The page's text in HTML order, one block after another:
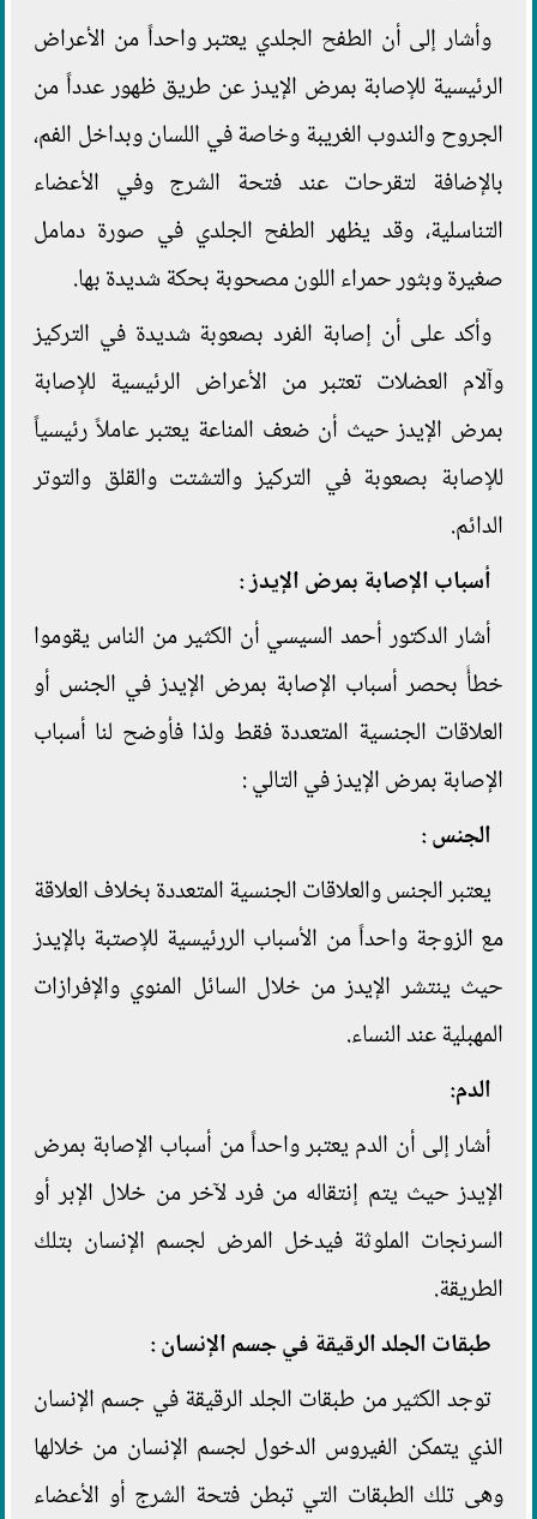
وأشار إلى أن الطفح الجلدي يعتبر واحداً من الأعراض
الرئيسية للإصابة بمرض الإيدز عن طريق ظهور عدداً من
الجروح والندوب الغريبة وخاصة في اللسان وبداخل الفم،
بالإضافة لتقرحات عند فتحة الشرج وفي الأعضاء
التناسلية، وقد يظهر الطفح الجلدي في صورة دمامل
صغيرة وبثور حمراء اللون مصحوبة بحكة شديدة بها.
وأكد على أن إصابة الفرد بصعوبة شديدة في التركيز
وآلام العضلات تعتبر من الأعراض الرئيسية للإصابة
بمرض الإيدز حيث أن ضعف المناعة يعتبر عاملاً رئيسياً
للإصابة بصعوبة في التركيز والتشتت والقلق والتوتر
الدائم.
أسباب الإصابة بمرض الإيدز:
أشار الدكتور أحمد السيسي أن الكثير من الناس يقوموا
خطأً بحصر أسباب الإصابة بمرض الإيدز في الجنس أو
العلاقات الجنسية المتعددة فقط ولذا فأوضح لنا أسباب
الإصابة بمرض الإيدز في التالي :
الجنس:
يعتبر الجنس والعلاقات الجنسية المتعددة بخلاف العلاقة
مع الزوجة واحداً من الأسباب الررئيسية للإصتبة بالإيدز
حيث ينتشر الإيدز من خلال السائل المنوي والإفرازات
المهبلية عند النساء.
الدم:
أشار إلى أن الدم يعتبر واحداً من أسباب الإصابة بمرض
الإيدز حيث يتم إنتقاله من فرد لآخر من خلال الإبر أو
السرنجات الملوثة فيدخل المرض لجسم الإنسان بتلك
الطريقة.
طبقات الجلد الرقيقة في جسم الإنسان:
توجد الكثير من طبقات الجلد الرقيقة في جسم الإنسان
الذي يتمكن الفيروس الدخول لجسم الإنسان من خلالها
وهى تلك الطبقات التي تبطن فتحة الشرج أو الأعضاء